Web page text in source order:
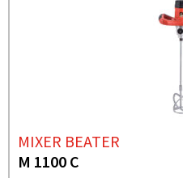
MIXER BEATER
M 1100 C